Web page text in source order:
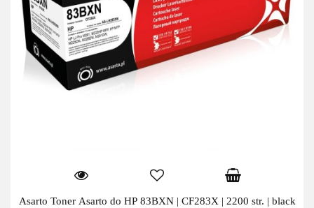
Asarto Toner Asarto do HP 83BXN | CF283X | 2200 str. | black